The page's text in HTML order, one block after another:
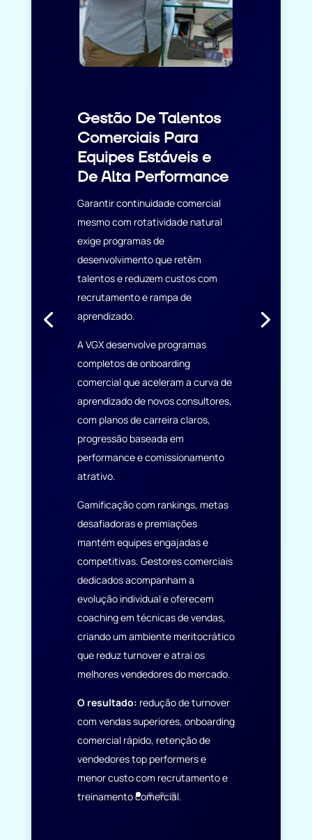
Gestão De Talentos
Comerciais Para
Equipes Estáveis e
De Alta Performance
Garantir continuidade comercial
mesmo com rotatividade natural
exige programas de
desenvolvimento que retêm
talentos e reduzem custos com
recrutamento e rampa de
aprendizado.
A VGX desenvolve programas
completos de onboarding
comercial que aceleram a curva de
aprendizado de novos consultores,
com planos de carreira claros,
progressão baseada em
performance e comissionamento
atrativo.
Gamificação com rankings, metas
desafiadoras e premiações
mantém equipes engajadas e
competitivas. Gestores comerciais
dedicados acompanham a
evolução individual e oferecem
coaching em técnicas de vendas,
criando um ambiente meritocrático
que reduz turnover e atrai os
melhores vendedores do mercado.
O resultado: redução de turnover
com vendas superiores, onboarding
comercial rápido, retenção de
vendedores top performers e
menor custo com recrutamento e
treinamento comercial.